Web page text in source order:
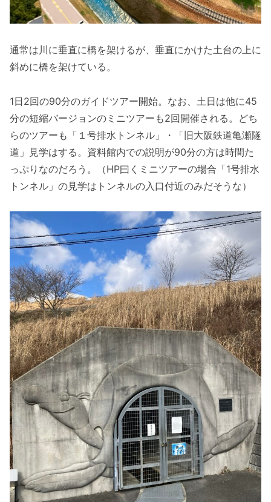
通常は川に垂直に橋を架けるが、垂直にかけた土台の上に
斜めに橋を架けている。
1日2回の90分のガイドツアー開始。なお、土日は他に45
分の短縮バージョンのミニツアーも2回開催される。どち
らのツアーも「１号排水トンネル」・「旧大阪鉄道亀瀬隧
道」見学はする。資料館内での説明が90分の方は時間た
っぷりなのだろう。（HP曰くミニツアーの場合「1号排水
トンネル」の見学はトンネルの入口付近のみだそうな）